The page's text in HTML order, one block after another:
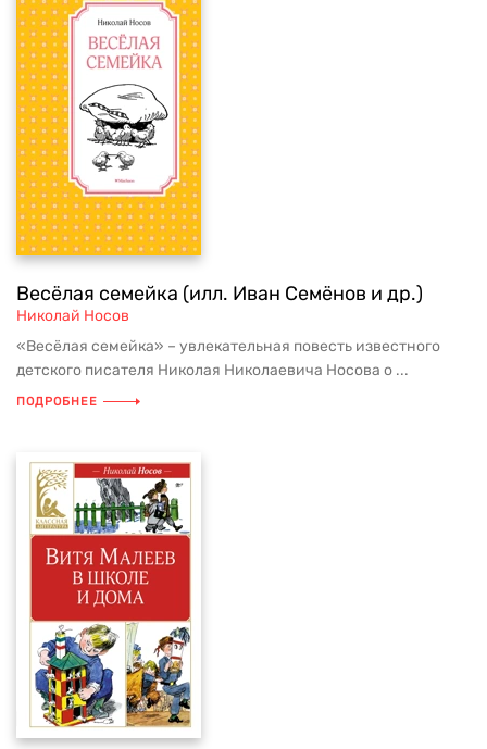
Весёлая семейка (илл. Иван Семёнов и др.)
Николай Носов
«Весёлая семейка» – увлекательная повесть известного
детского писателя Николая Николаевича Носова о ...
ПОДРОБНЕЕ